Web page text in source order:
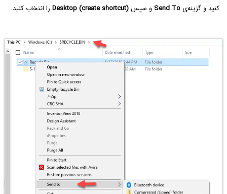
کنید و گزینه‌ی Send To و سپسDesktop (create shortcut) را انتخاب کنید.